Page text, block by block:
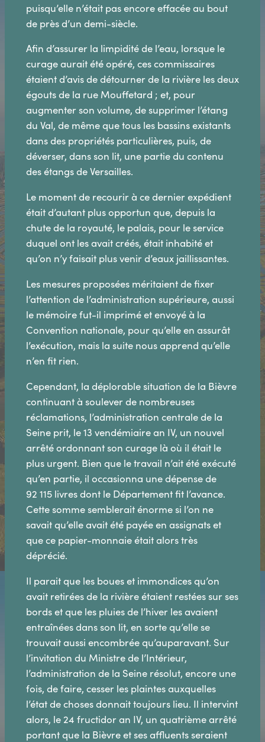
puisqu’elle n’était pas encore effacée au bout
de près d’un demi-siècle.
Afin d’assurer la limpidité de l’eau, lorsque le
curage aurait été opéré, ces commissaires
étaient d’avis de détourner de la rivière les deux
égouts de la rue Mouffetard ; et, pour
augmenter son volume, de supprimer l’étang
du Val, de même que tous les bassins existants
dans des propriétés particulières, puis, de
déverser, dans son lit, une partie du contenu
des étangs de Versailles.
Le moment de recourir à ce dernier expédient
était d’autant plus opportun que, depuis la
chute de la royauté, le palais, pour le service
duquel ont les avait créés, était inhabité et
qu’on n’y faisait plus venir d’eaux jaillissantes.
Les mesures proposées méritaient de fixer
l’attention de l’administration supérieure, aussi
le mémoire fut-il imprimé et envoyé à la
Convention nationale, pour qu’elle en assurât
l’exécution, mais la suite nous apprend qu’elle
n’en fit rien.
Cependant, la déplorable situation de la Bièvre
continuant à soulever de nombreuses
réclamations, l’administration centrale de la
Seine prit, le 13 vendémiaire an IV, un nouvel
arrêté ordonnant son curage là où il était le
plus urgent. Bien que le travail n’ait été exécuté
qu’en partie, il occasionna une dépense de
92 115 livres dont le Département fit l’avance.
Cette somme semblerait énorme si l’on ne
savait qu’elle avait été payée en assignats et
que ce papier-monnaie était alors très
déprécié.
Il parait que les boues et immondices qu’on
avait retirées de la rivière étaient restées sur ses
bords et que les pluies de l’hiver les avaient
entraînées dans son lit, en sorte qu’elle se
trouvait aussi encombrée qu’auparavant. Sur
l’invitation du Ministre de l’Intérieur,
l’administration de la Seine résolut, encore une
fois, de faire, cesser les plaintes auxquelles
l’état de choses donnait toujours lieu. Il intervint
alors, le 24 fructidor an IV, un quatrième arrêté
portant que la Bièvre et ses affluents seraient